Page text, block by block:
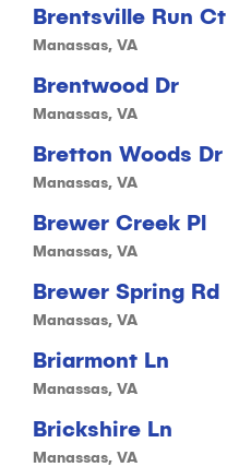
Brentsville Run Ct
Manassas, VA
Brentwood Dr
Manassas, VA
Bretton Woods Dr
Manassas, VA
Brewer Creek Pl
Manassas, VA
Brewer Spring Rd
Manassas, VA
Briarmont Ln
Manassas, VA
Brickshire Ln
Manassas, VA